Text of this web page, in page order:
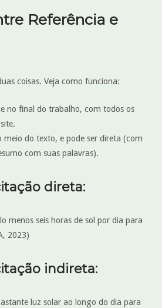
Referência e
coisas. Veja como funciona:
no final do trabalho, com todos os
meio do texto, e pode ser direta (com
com suas palavras).
direta:
menos seis horas de sol por dia para
2023)
indireta:
luz solar ao longo do dia para